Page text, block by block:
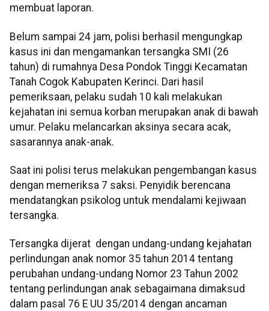
membuat laporan.
Belum sampai 24 jam, polisi berhasil mengungkap
kasus ini dan mengamankan tersangka SMI (26
tahun) di rumahnya Desa Pondok Tinggi Kecamatan
Tanah Cogok Kabupaten Kerinci. Dari hasil
pemeriksaan, pelaku sudah 10 kali melakukan
kejahatan ini semua korban merupakan anak di bawah
umur. Pelaku melancarkan aksinya secara acak,
sasarannya anak-anak.
Saat ini polisi terus melakukan pengembangan kasus
dengan memeriksa 7 saksi. Penyidik berencana
mendatangkan psikolog untuk mendalami kejiwaan
tersangka.
Tersangka dijerat dengan undang-undang kejahatan
perlindungan anak nomor 35 tahun 2014 tentang
perubahan undang-undang Nomor 23 Tahun 2002
tentang perlindungan anak sebagaimana dimaksud
dalam pasal 76 E UU 35/2014 dengan ancaman